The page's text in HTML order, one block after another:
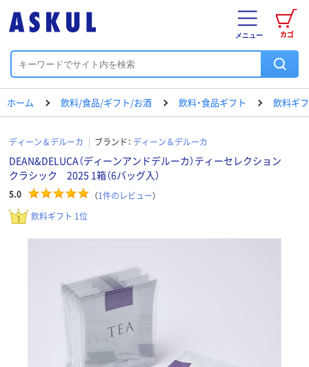
カゴ
メニュー
ホーム 飲料/食品/ギフト/お酒 飲料・食品ギフト 飲料ギ
ディーン＆デルーカ ブランド： ディーン＆デルーカ
DEAN&DELUCA（ディーンアンドデルーカ）ティーセレクション
クラシック 2025 1箱（6バッグ入）
5.0 （1件のレビュー）
飲料ギフト 1位